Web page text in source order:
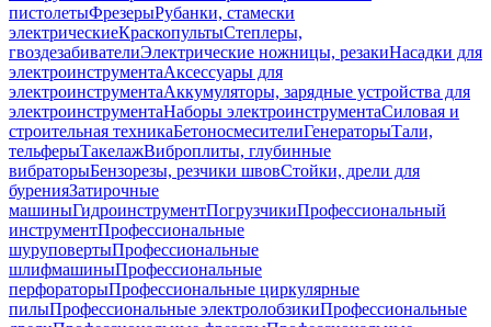
пистолетыФрезерыРубанки, стамески
электрическиеКраскопультыСтеплеры,
гвоздезабивателиЭлектрические ножницы, резакиНасадки для
электроинструментаАксессуары для
электроинструментаАккумуляторы, зарядные устройства для
электроинструментаНаборы электроинструментаСиловая и
строительная техникаБетоносмесителиГенераторыТали,
тельферыТакелажВиброплиты, глубинные
вибраторыБензорезы, резчики швовСтойки, дрели для
буренияЗатирочные
машиныГидроинструментПогрузчикиПрофессиональный
инструментПрофессиональные
шуруповертыПрофессиональные
шлифмашиныПрофессиональные
перфораторыПрофессиональные циркулярные
пилыПрофессиональные электролобзикиПрофессиональные